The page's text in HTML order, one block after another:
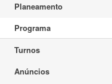
Planeamento
Programa
Turnos
Anúncios